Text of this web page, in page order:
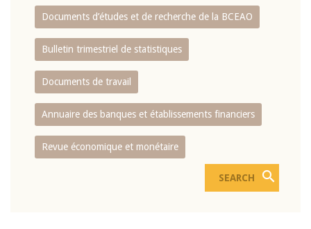
Documents d’études et de recherche de la BCEAO
Bulletin trimestriel de statistiques
Documents de travail
Annuaire des banques et établissements financiers
Revue économique et monétaire